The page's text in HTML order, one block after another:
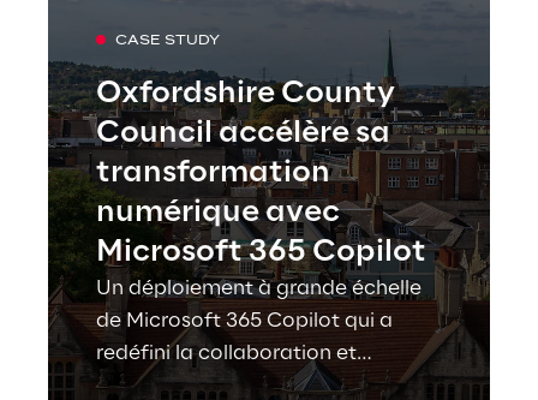
CASE STUDY
Oxfordshire County
Council accélère sa
transformation
numérique avec
Microsoft 365 Copilot
Un déploiement à grande échelle
de Microsoft 365 Copilot qui a
redéfini la collaboration et
l’efficacité organisationnelle.